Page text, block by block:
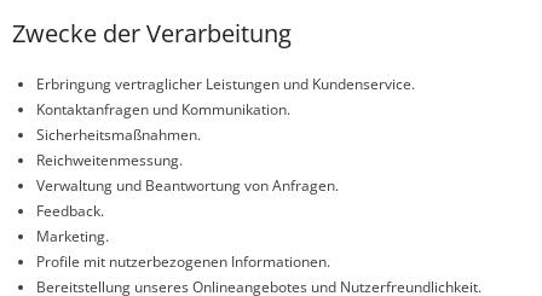
Zwecke der Verarbeitung
Erbringung vertraglicher Leistungen und Kundenservice.
Kontaktanfragen und Kommunikation.
Sicherheitsmaßnahmen.
Reichweitenmessung.
Verwaltung und Beantwortung von Anfragen.
Feedback.
Marketing.
Profile mit nutzerbezogenen Informationen.
Bereitstellung unseres Onlineangebotes und Nutzerfreundlichkeit.